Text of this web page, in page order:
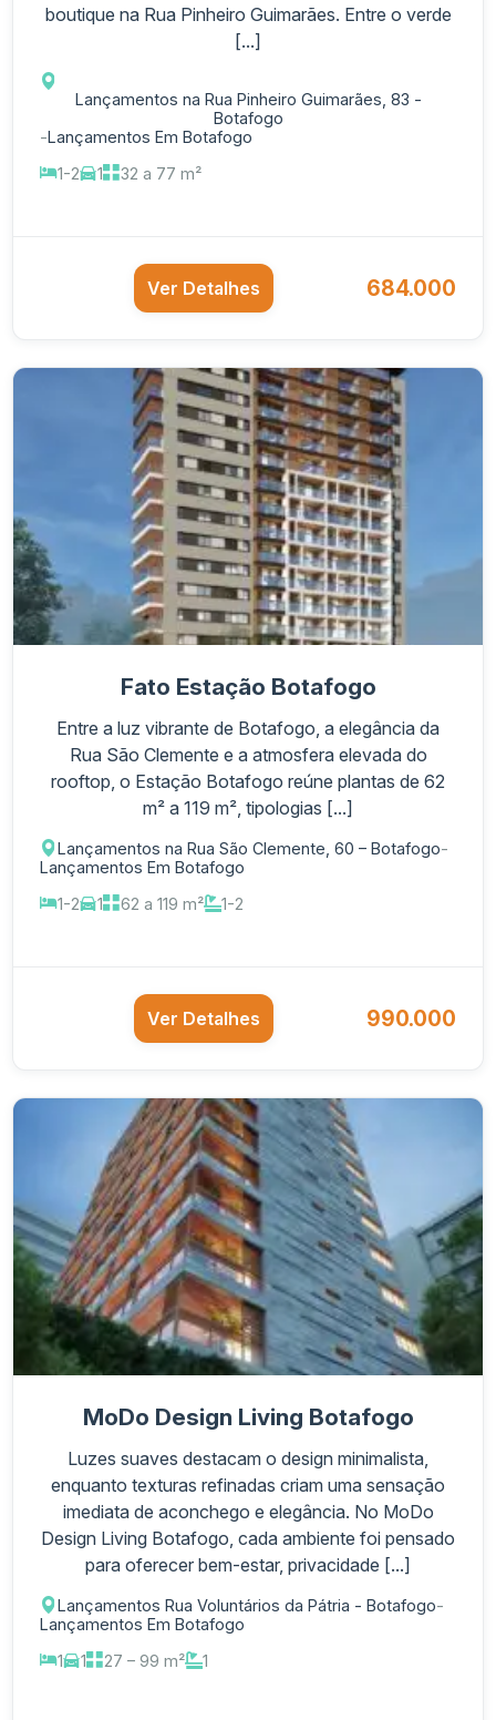
boutique na Rua Pinheiro Guimarães. Entre o verde
[...]
Lançamentos na Rua Pinheiro Guimarães, 83 -
Botafogo
-Lançamentos Em Botafogo
1-2
1 32 a 77 m²
Ver Detalhes 684.000
Fato Estação Botafogo
Entre a luz vibrante de Botafogo, a elegância da
Rua São Clemente e a atmosfera elevada do
rooftop, o Estação Botafogo reúne plantas de 62
m² a 119 m², tipologias [...]
Lançamentos na Rua São Clemente, 60 – Botafogo-
Lançamentos Em Botafogo
1-2
1 62 a 119 m² 1-2
Ver Detalhes 990.000
MoDo Design Living Botafogo
Luzes suaves destacam o design minimalista,
enquanto texturas refinadas criam uma sensação
imediata de aconchego e elegância. No MoDo
Design Living Botafogo, cada ambiente foi pensado
para oferecer bem-estar, privacidade [...]
Lançamentos Rua Voluntários da Pátria - Botafogo-
Lançamentos Em Botafogo
1
1 27 – 99 m² 1